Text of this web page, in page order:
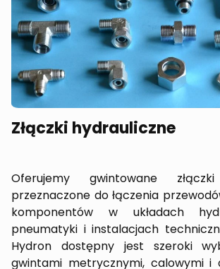
Złączki hydrauliczne
Oferujemy gwintowane
przeznaczone do łączenia
komponentów w układach
pneumatyki i instalacjach
Hydron dostępny jest szeroki
gwintami metrycznymi, calowymi i